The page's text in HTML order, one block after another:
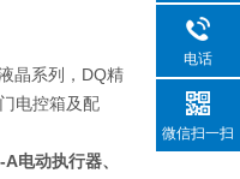
晶系列，DQ精
电控箱及配
A电动执行器、
电话
微信扫一扫